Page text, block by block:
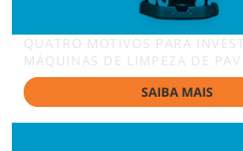
QUATRO MOTIVOS PARA
MÁQUINAS DE LIMPEZA DE
SAIBA MAIS